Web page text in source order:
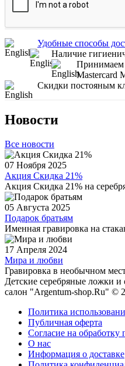
Удобные способы
Наличие
Принимаем
Mastercard
Скидки постояным
Новости
Все новости
07 Ноября 2025
Акция Скидка 21%
Акция Скидка 21% на
05 Августа 2025
Подарок братьям
Именная гравировка на
17 Апреля 2024
Мира и любви
Гравировка в необычном
Детские серебряные ложки и
салон "Argentum-shop.Ru" ©
Политика
Публичная оферта
Согласие на
О нас
Информация о доставке